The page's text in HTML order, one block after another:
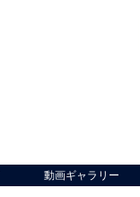
動画ギャラリー